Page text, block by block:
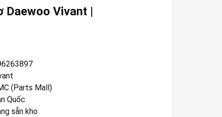
Daewoo Vivant |
(Parts Mall)
Quốc
sẵn kho